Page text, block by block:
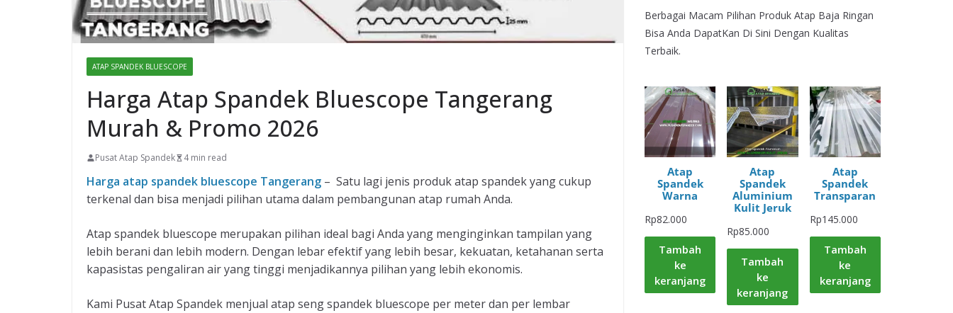
ATAP SPANDEK BLUESCOPE
Harga Atap Spandek Bluescope Tangerang
Murah & Promo 2026
Pusat Atap Spandek 4 min read
Harga atap spandek bluescope Tangerang – Satu lagi jenis produk atap spandek yang cukup
terkenal dan bisa menjadi pilihan utama dalam pembangunan atap rumah Anda.
Atap spandek bluescope merupakan pilihan ideal bagi Anda yang menginginkan tampilan yang
lebih berani dan lebih modern. Dengan lebar efektif yang lebih besar, kekuatan, ketahanan serta
kapasistas pengaliran air yang tinggi menjadikannya pilihan yang lebih ekonomis.
Kami Pusat Atap Spandek menjual atap seng spandek bluescope per meter dan per lembar
Berbagai Macam Pilihan Produk Atap Baja Ringan
Bisa Anda DapatKan Di Sini Dengan Kualitas
Terbaik.
Atap
Spandek
Warna
Rp82.000
Tambah
ke
keranjang
Atap
Spandek
Aluminium
Kulit Jeruk
Rp85.000
Tambah
ke
keranjang
Atap
Spandek
Transparan
Rp145.000
Tambah
ke
keranjang